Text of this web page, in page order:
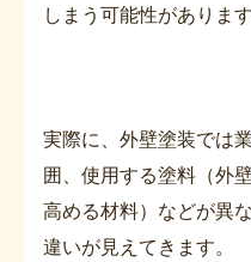
しまう可能性があります
実際に、外壁塗装では
囲、使用する塗料（外
高める材料）などが異
違いが見えてきます。